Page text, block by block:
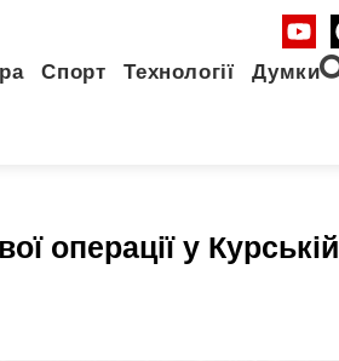
Спорт Технології Думки
операції у Курській